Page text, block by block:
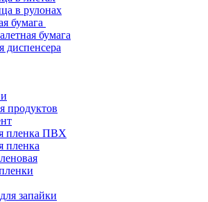
в рулонах
бумага
бумага
диспенсера
продуктов
пленка ПВХ
пленка
запайки